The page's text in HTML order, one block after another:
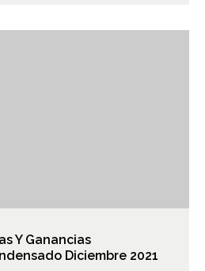
Y Ganancias
Diciembre 2021